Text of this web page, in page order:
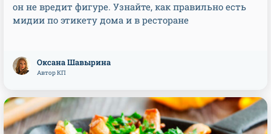
он не вредит фигуре. Узнайте, как правильно есть
мидии по этикету дома и в ресторане
Оксана Шавырина
Автор КП